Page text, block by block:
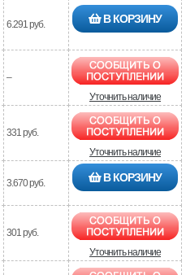
6.291 руб. В КОРЗИНУ
–
Уточнить наличие
331 руб.
Уточнить наличие
3.670 руб. В КОРЗИНУ
301 руб.
Уточнить наличие